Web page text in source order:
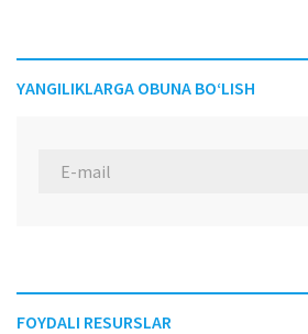
YANGILIKLARGA OBUNA BO‘LISH
FOYDALI RESURSLAR